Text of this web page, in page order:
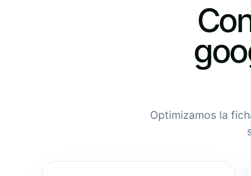
Optimizamos la